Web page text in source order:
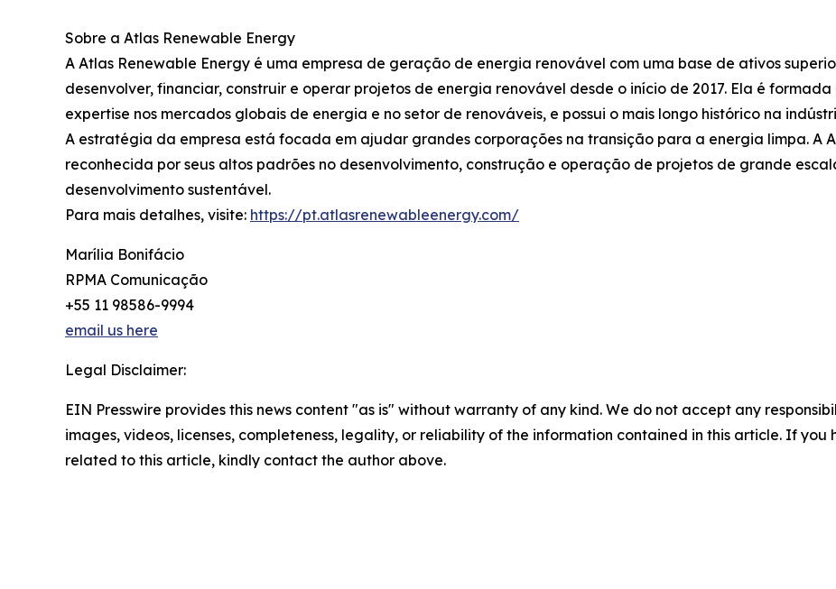
Sobre a Atlas Renewable Energy
A Atlas Renewable Energy é uma empresa de geração de energia renovável com uma base de ativos
desenvolver, financiar, construir e operar projetos de energia renovável desde o início de 2017. Ela é
expertise nos mercados globais de energia e no setor de renováveis, e possui o mais longo histórico na
A estratégia da empresa está focada em ajudar grandes corporações na transição para a energia limpa. A
reconhecida por seus altos padrões no desenvolvimento, construção e operação de projetos de grande
desenvolvimento sustentável.
Para mais detalhes, visite: https://pt.atlasrenewableenergy.com/
Marília Bonifácio
RPMA Comunicação
+55 11 98586-9994
email us here
Legal Disclaimer:
EIN Presswire provides this news content "as is" without warranty of any kind. We do not accept any
images, videos, licenses, completeness, legality, or reliability of the information contained in this article. If you
related to this article, kindly contact the author above.